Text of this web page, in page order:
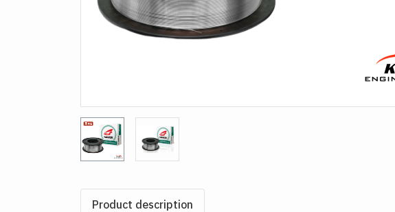
Product description